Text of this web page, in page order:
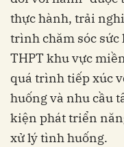
thực hành, trải
trình chăm sóc
THPT khu vực
quá trình tiếp xúc
huống và nhu cầu
kiện phát triển
xử lý tình huống.